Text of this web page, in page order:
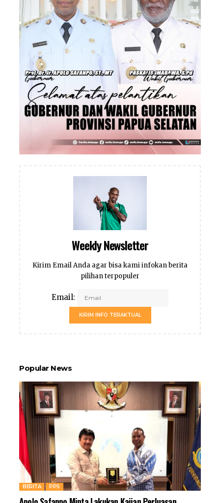
Weekly Newsletter
Kirim Email Anda agar bisa kami infokan berita
pilihan terpopuler
Email:
KIRIM INFO TERAKTUAL
Popular News
BERITA PPS